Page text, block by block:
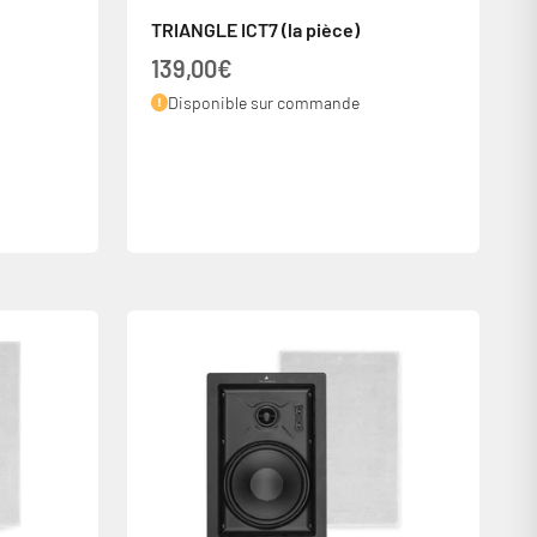
TRIANGLE ICT7 (la pièce)
Prix de vente
139,00€
Disponible sur commande